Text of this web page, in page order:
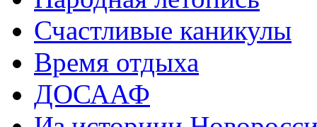
Счастливые каникулы
Время отдыха
ДОСААФ